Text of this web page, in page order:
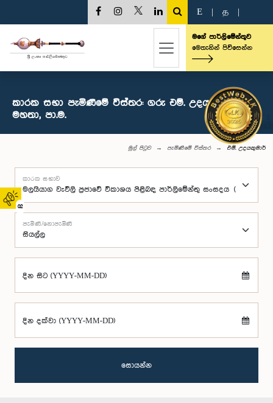
02
E த
මගේ පාර්ලිමේන්තුව
මෙතැනින් පිවිසෙන්න
කාරක සභා පැමිණීමේ විස්තර: ගරු එම්. උදයකුමාර්
මහතා, පා.ම.
මුල් පිටුව පැමිණීමේ විස්තර එම්. උදයකුමාර්
කාරක සභාව
පැමිණි/නොපැමිණි
දින සිට (YYYY-MM-DD)
දින දක්වා (YYYY-MM-DD)
සොයන්න